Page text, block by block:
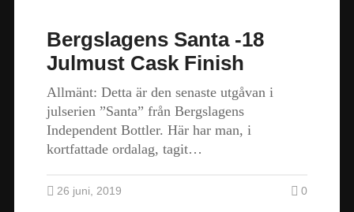
Bergslagens Santa -18
Julmust Cask Finish
Allmänt: Detta är den senaste utgåvan i
julserien ”Santa” från Bergslagens
Independent Bottler. Här har man, i
kortfattade ordalag, tagit…
26 juni, 2019 0